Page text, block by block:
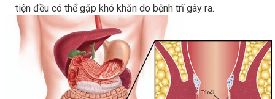
tiện đều có thể gặp khó khăn do bệnh trĩ gây ra.